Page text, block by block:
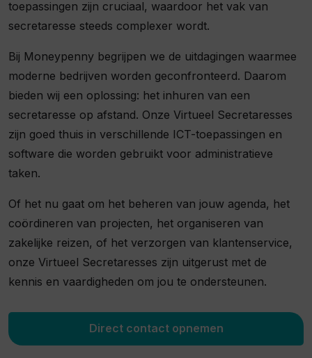
toepassingen zijn cruciaal, waardoor het vak van
secretaresse steeds complexer wordt.
Bij Moneypenny begrijpen we de uitdagingen waarmee
moderne bedrijven worden geconfronteerd. Daarom
bieden wij een oplossing: het inhuren van een
secretaresse op afstand. Onze Virtueel Secretaresses
zijn goed thuis in verschillende ICT-toepassingen en
software die worden gebruikt voor administratieve
taken.
Of het nu gaat om het beheren van jouw agenda, het
coördineren van projecten, het organiseren van
zakelijke reizen, of het verzorgen van klantenservice,
onze Virtueel Secretaresses zijn uitgerust met de
kennis en vaardigheden om jou te ondersteunen.
Direct contact opnemen